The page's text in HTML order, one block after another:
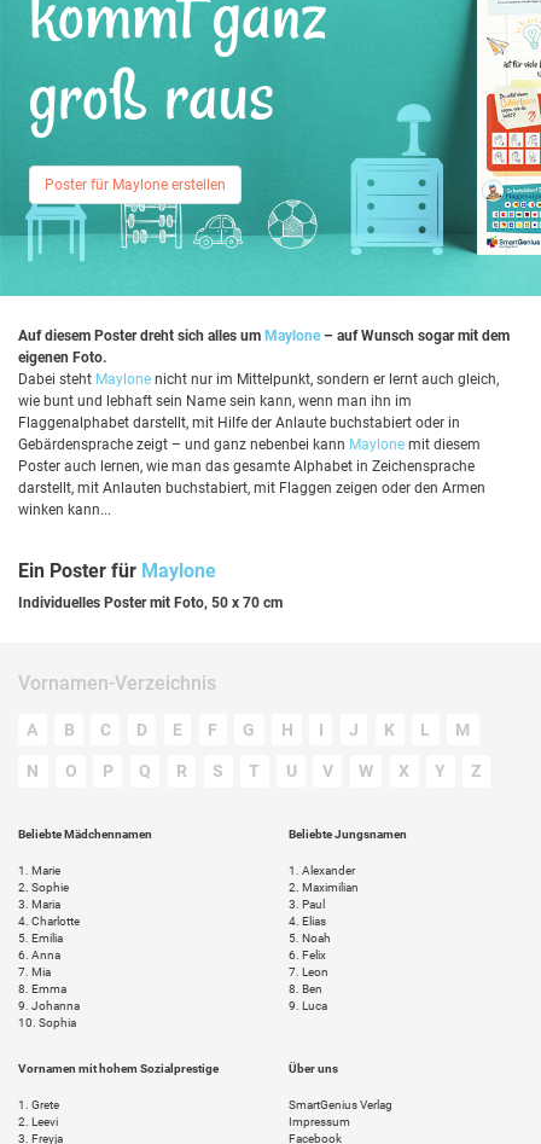
groß raus
Poster für Maylone erstellen
Auf diesem Poster dreht sich alles um Maylone– auf Wunsch sogar mit dem
eigenen Foto.
Dabei steht Maylone nicht nur im Mittelpunkt, sondern er lernt auch gleich,
wie bunt und lebhaft sein Name sein kann, wenn man ihn im
Flaggenalphabet darstellt, mit Hilfe der Anlaute buchstabiert oder in
Gebärdensprache zeigt – und ganz nebenbei kann Maylone mit diesem
Poster auch lernen, wie man das gesamte Alphabet in Zeichensprache
darstellt, mit Anlauten buchstabiert, mit Flaggen zeigen oder den Armen
winken kann...
Ein Poster für Maylone
Individuelles Poster mit Foto, 50 x 70 cm
Vornamen-Verzeichnis
A B C D E F G H I J K L M
N O P Q R S T U V W X Y Z
Beliebte Mädchennamen
1.
Marie
2. Sophie
3. Maria
4. Charlotte
5. Emilia
6. Anna
7. Mia
8. Emma
9. Johanna
10. Sophia
Beliebte Jungsnamen
1.
Alexander
2. Maximilian
3. Paul
4. Elias
5. Noah
6. Felix
7. Leon
8. Ben
9. Luca
Vornamen mit hohem Sozialprestige
1.
Grete
2. Leevi
3. Freyja
Über uns
SmartGenius Verlag
Impressum
Facebook